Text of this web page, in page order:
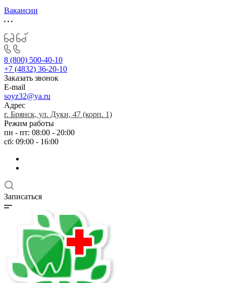
Вакансии
8 (800) 500-40-10
+7 (4832) 36-20-10
Заказать звонок
E-mail
soyz32@ya.ru
Адрес
г. Брянск, ул. Дуки, 47 (корп. 1)
Режим работы
пн - пт: 08:00 - 20:00
сб: 09:00 - 16:00
Записаться